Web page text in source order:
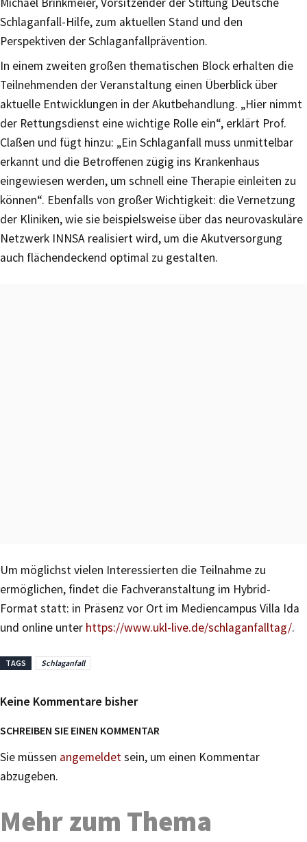
Schlaganfall-Hilfe, zum aktuellen Stand und den
Perspektiven der Schlaganfallprävention.
In einem zweiten großen thematischen Block erhalten die
Teilnehmenden der Veranstaltung einen Überblick über
aktuelle Entwicklungen in der Akutbehandlung. „Hier nimmt
der Rettungsdienst eine wichtige Rolle ein“, erklärt Prof.
Claßen und fügt hinzu: „Ein Schlaganfall muss unmittelbar
erkannt und die Betroffenen zügig ins Krankenhaus
eingewiesen werden, um schnell eine Therapie einleiten zu
können“. Ebenfalls von großer Wichtigkeit: die Vernetzung
der Kliniken, wie sie beispielsweise über das neurovaskuläre
Netzwerk INNSA realisiert wird, um die Akutversorgung
auch flächendeckend optimal zu gestalten.
Um möglichst vielen Interessierten die Teilnahme zu
ermöglichen, findet die Fachveranstaltung im Hybrid-
Format statt: in Präsenz vor Ort im Mediencampus Villa Ida
und online unter https://www.ukl-live.de/schlaganfalltag/.
TAGS Schlaganfall
Keine Kommentare bisher
SCHREIBEN SIE EINEN KOMMENTAR
Sie müssen angemeldetsein, um einen Kommentar
abzugeben.
Mehr zum Thema